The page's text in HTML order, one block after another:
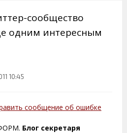
сообщество
одним интересным
10:45
сообщение об ошибке
Блог секретаря